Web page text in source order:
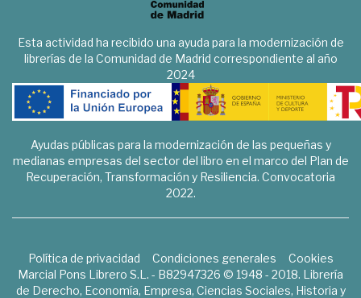
Esta actividad ha recibido una ayuda para la modernización de
librerías de la Comunidad de Madrid correspondiente al año
2024
Ayudas públicas para la modernización de las pequeñas y
medianas empresas del sector del libro en el marco del Plan de
Recuperación, Transformación y Resiliencia. Convocatoria
2022.
Política de privacidad Condiciones generales
Cookies
Marcial Pons Librero S.L. - B82947326 © 1948 - 2018. Librería
de Derecho, Economía, Empresa, Ciencias Sociales, Historia y